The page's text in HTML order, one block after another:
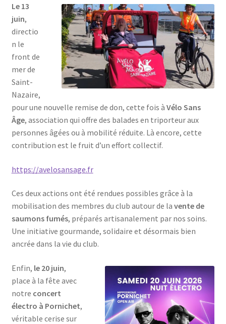
Le 13
juin,
directio
n le
front de
mer de
Saint-
Nazaire,
pour une nouvelle remise de don, cette fois à Vélo Sans
Âge, association qui offre des balades en triporteur aux
personnes âgées ou à mobilité réduite. Là encore, cette
contribution est le fruit d’un effort collectif.
https://avelosansage.fr
Ces deux actions ont été rendues possibles grâce à la
mobilisation des membres du club autour de la vente de
saumons fumés, préparés artisanalement par nos soins.
Une initiative gourmande, solidaire et désormais bien
ancrée dans la vie du club.
Enfin, le 20 juin,
place à la fête avec
notre concert
électro à Pornichet,
véritable cerise sur